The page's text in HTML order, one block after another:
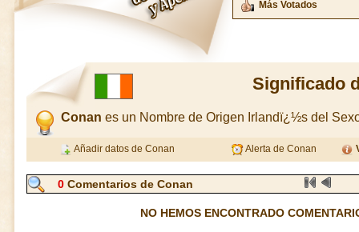
Más Votados
Significado
Conan es un Nombre de Origen Irlandï¿½s del
Añadir datos de Conan Alerta de Conan
0 Comentarios de Conan
NO HEMOS ENCONTRADO